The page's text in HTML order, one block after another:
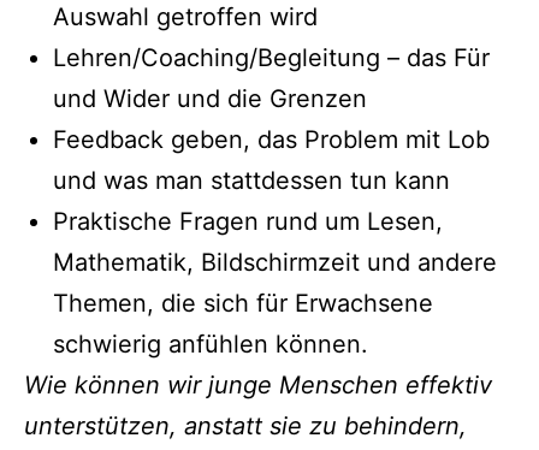
Auswahl getroffen wird
Lehren/Coaching/Begleitung – das Für
und Wider und die Grenzen
Feedback geben, das Problem mit Lob
und was man stattdessen tun kann
Praktische Fragen rund um Lesen,
Mathematik, Bildschirmzeit und andere
Themen, die sich für Erwachsene
schwierig anfühlen können.
Wie können wir junge Menschen effektiv
unterstützen, anstatt sie zu behindern,